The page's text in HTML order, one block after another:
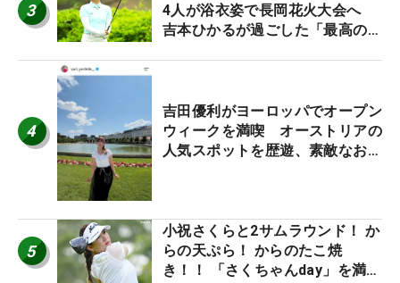
3
4人が浴衣姿で長岡花火大会へ
吉本ひかるが過ごした「最高の夏
4
吉田優利がヨーロッパでオープン
ウィークを満喫 オーストリアの
人気スポットを歴遊、素敵なお土
5
小祝さくらと2サムラウンド！ か
らの天ぷら！ からのたこ焼
き！！ 「さくちゃんday」を満喫